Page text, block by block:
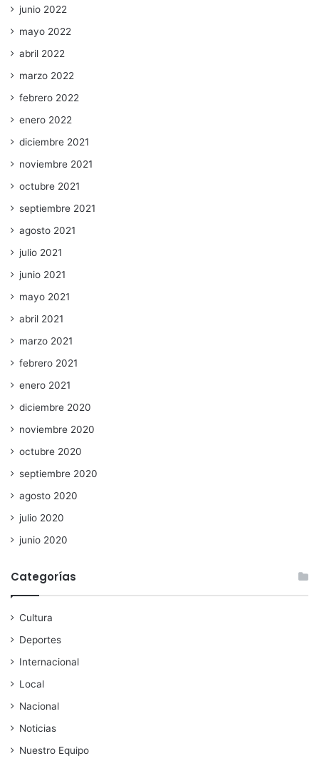
junio 2022
mayo 2022
abril 2022
marzo 2022
febrero 2022
enero 2022
diciembre 2021
noviembre 2021
octubre 2021
septiembre 2021
agosto 2021
julio 2021
junio 2021
mayo 2021
abril 2021
marzo 2021
febrero 2021
enero 2021
diciembre 2020
noviembre 2020
octubre 2020
septiembre 2020
agosto 2020
julio 2020
junio 2020
Categorías
Cultura
Deportes
Internacional
Local
Nacional
Noticias
Nuestro Equipo